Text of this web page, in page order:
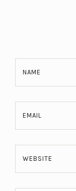
NAME
EMAIL
WEBSITE